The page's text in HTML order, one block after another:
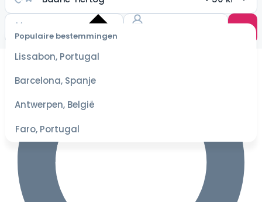
Populaire bestemmingen
Lissabon, Portugal
Barcelona, Spanje
Antwerpen, België
Faro, Portugal
datum
scherpste